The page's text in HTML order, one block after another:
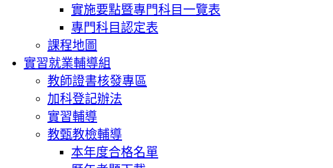
實施要點暨專門科目一覽表
專門科目認定表
課程地圖
實習就業輔導組
教師證書核發專區
加科登記辦法
實習輔導
教甄教檢輔導
本年度合格名單